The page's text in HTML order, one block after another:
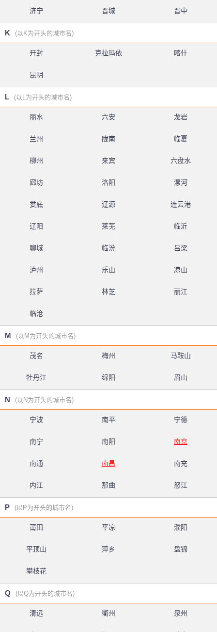
济宁 晋城 晋中
K (以K为开头的城市名)
开封 克拉玛依 喀什
昆明
L (以L为开头的城市名)
丽水 六安 龙岩
兰州 陇南 临夏
柳州 来宾 六盘水
廊坊 洛阳 漯河
娄底 辽源 连云港
辽阳 莱芜 临沂
聊城 临汾 吕梁
泸州 乐山 凉山
拉萨 林芝 丽江
临沧
M (以M为开头的城市名)
茂名 梅州 马鞍山
牡丹江 绵阳 眉山
N (以N为开头的城市名)
宁波 南平 宁德
南宁 南阳 南京
南通 南昌 南充
内江 那曲 怒江
P (以P为开头的城市名)
莆田 平凉 濮阳
平顶山 萍乡 盘锦
攀枝花
Q (以Q为开头的城市名)
清远 衢州 泉州